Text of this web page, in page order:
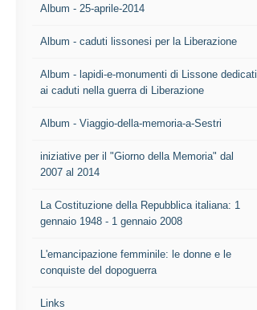
Album - 25-aprile-2014
Album - caduti lissonesi per la Liberazione
Album - lapidi-e-monumenti di Lissone dedicati
ai caduti nella guerra di Liberazione
Album - Viaggio-della-memoria-a-Sestri
iniziative per il "Giorno della Memoria" dal
2007 al 2014
La Costituzione della Repubblica italiana: 1
gennaio 1948 - 1 gennaio 2008
L'emancipazione femminile: le donne e le
conquiste del dopoguerra
Links